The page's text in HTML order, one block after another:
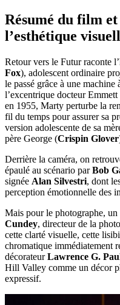
Résumé du film
l’esthétique
Retour vers le Futur raconte
Fox), adolescent ordinaire
le passé grâce à une
l’excentrique docteur
en 1955, Marty perturbe la
fil du temps pour assurer sa
version adolescente de sa
père George (Crispin Glover
Derrière la caméra, on
épaulé au scénario parBob
signée Alan Silvestri, dont
perception émotionnelle des
Mais pour le photographe,
Cundey, directeur de la
cette clarté visuelle, cette
chromatique immédiatement
décorateurLawrence G.
Hill Valley comme un décor
expressif.